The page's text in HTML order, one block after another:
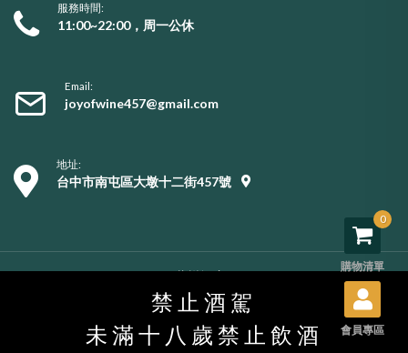
服務時間:
11:00~22:00，周一公休
Email:
joyofwine457@gmail.com
地址:
台中市南屯區大墩十二街457號
禁止酒駕
未滿十八歲禁止飲酒
Copyright © 2026 葡樂酒窖. All rights reserved.
服務條款 / 隱私權政策
會員專區
0
購物清單